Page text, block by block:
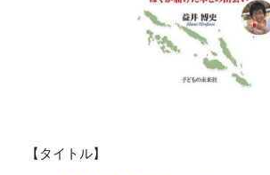
【タイトル】